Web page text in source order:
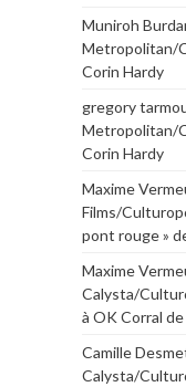
Muniroh
Metropolitan/
Corin Hardy
gregory
Metropolitan/
Corin Hardy
Maxime
Films/
pont rouge »
Maxime
Calysta/
à OK Corral
Camille
Calysta/